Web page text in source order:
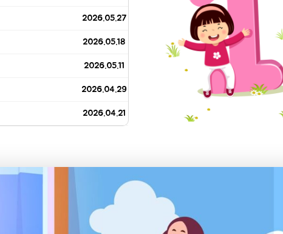
2026.05.27
2026.05.18
2026.05.11
2026.04.29
2026.04.21